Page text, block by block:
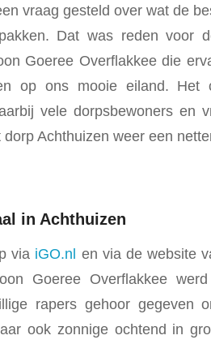
vraag gesteld over wat de
Dat was reden voor
Goeree Overflakkee die
op ons mooie eiland. Het
vele dorpsbewoners en
Achthuizen weer een
in Achthuizen
via iGO.nl en via de website
Goeree Overflakkee
rapers gehoor gegeven
ook zonnige ochtend in